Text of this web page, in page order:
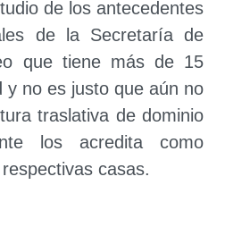
de los antecedentes
de la Secretaría de
que tiene más de 15
y no es justo que aún no
traslativa de dominio
los acredita como
casas.